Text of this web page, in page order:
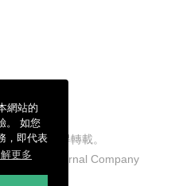
網站的
。 如您
，即代表
更多
所有，不得轉載。
Journal Company
reserved.